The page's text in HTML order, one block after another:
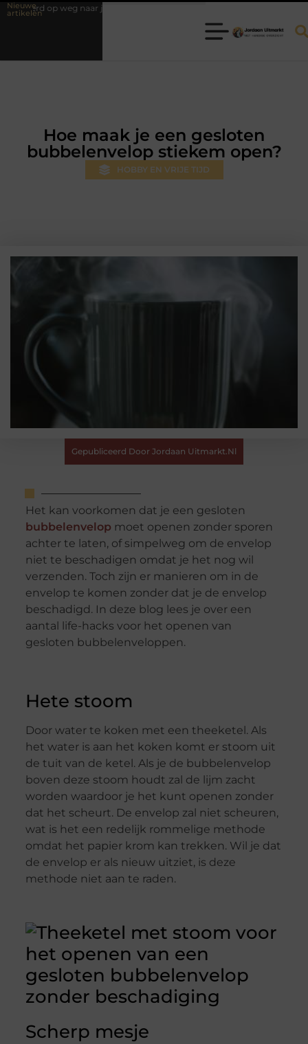
Nieuwe
artikelen
weg naar je theorie-examen
Hoe maak je een gesloten
bubbelenvelop stiekem open?
HOBBY EN VRIJE TIJD
Gepubliceerd Door Jordaan Uitmarkt.nl
Het kan voorkomen dat je een gesloten
bubbelenvelop moet openen zonder sporen
achter te laten, of simpelweg om de envelop
niet te beschadigen omdat je het nog wil
verzenden. Toch zijn er manieren om in de
envelop te komen zonder dat je de envelop
beschadigd. In deze blog lees je over een
aantal life-hacks voor het openen van
gesloten bubbelenveloppen.
Hete stoom
Door water te koken met een theeketel. Als
het water is aan het koken komt er stoom uit
de tuit van de ketel. Als je de bubbelenvelop
boven deze stoom houdt zal de lijm zacht
worden waardoor je het kunt openen zonder
dat het scheurt. De envelop zal niet scheuren,
wat is het een redelijk rommelige methode
omdat het papier krom kan trekken. Wil je dat
de envelop er als nieuw uitziet, is deze
methode niet aan te raden.
Scherp mesje